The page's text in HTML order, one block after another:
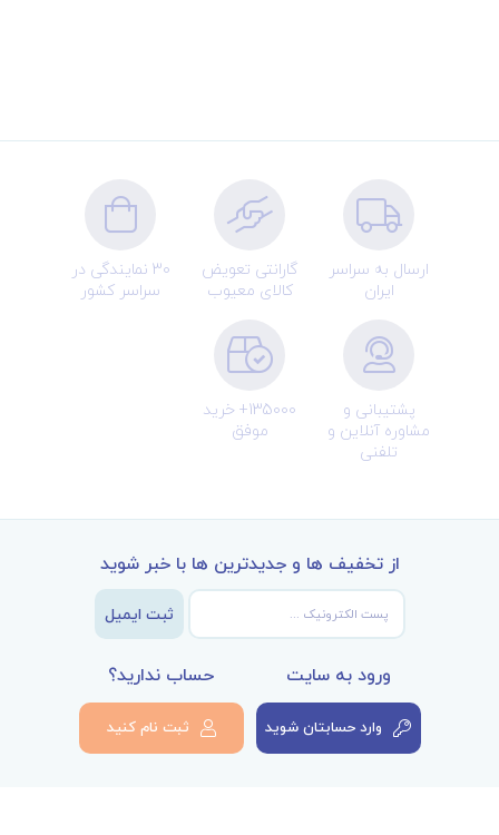
ارسال به سراسر
ایران
گارانتی تعویض
کالای معیوب
30 نمایندگی در
سراسر کشور
پشتیبانی و
مشاوره آنلاین و
تلفنی
135000+ خرید
موفق
از تخفیف ها و جدیدترین ها با خبر شوید
ثبت ایمیل
ورود به سایت
وارد حسابتان شوید
حساب ندارید؟
ثبت نام کنید